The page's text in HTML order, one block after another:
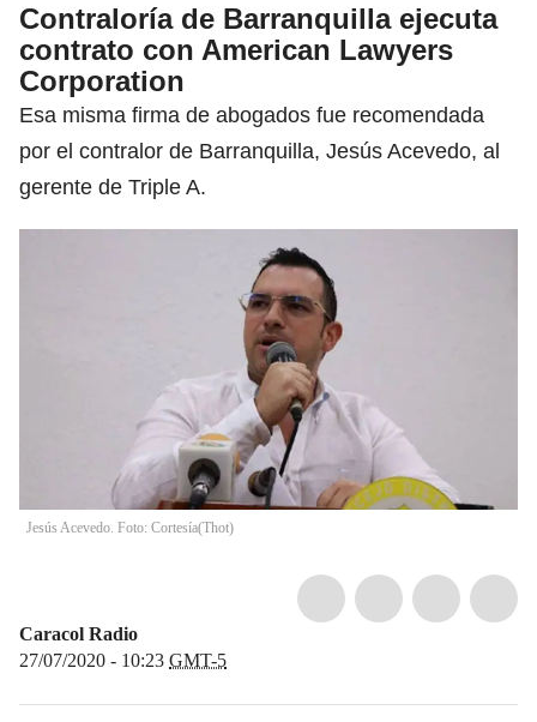
Contraloría de Barranquilla ejecuta
contrato con American Lawyers
Corporation
Esa misma firma de abogados fue recomendada
por el contralor de Barranquilla, Jesús Acevedo, al
gerente de Triple A.
Jesús Acevedo. Foto: Cortesía(Thot)
Caracol Radio
27/07/2020 - 10:23 GMT-5